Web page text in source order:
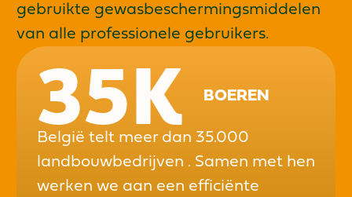
gebruikte gewasbeschermingsmiddelen
van alle professionele gebruikers.
35K BOEREN
België telt meer dan 35.000
landbouwbedrijven . Samen met hen
werken we aan een efficiënte